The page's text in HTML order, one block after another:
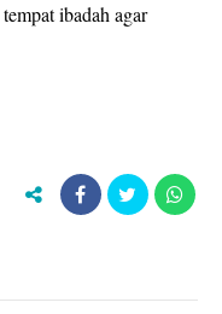
ibadah agar